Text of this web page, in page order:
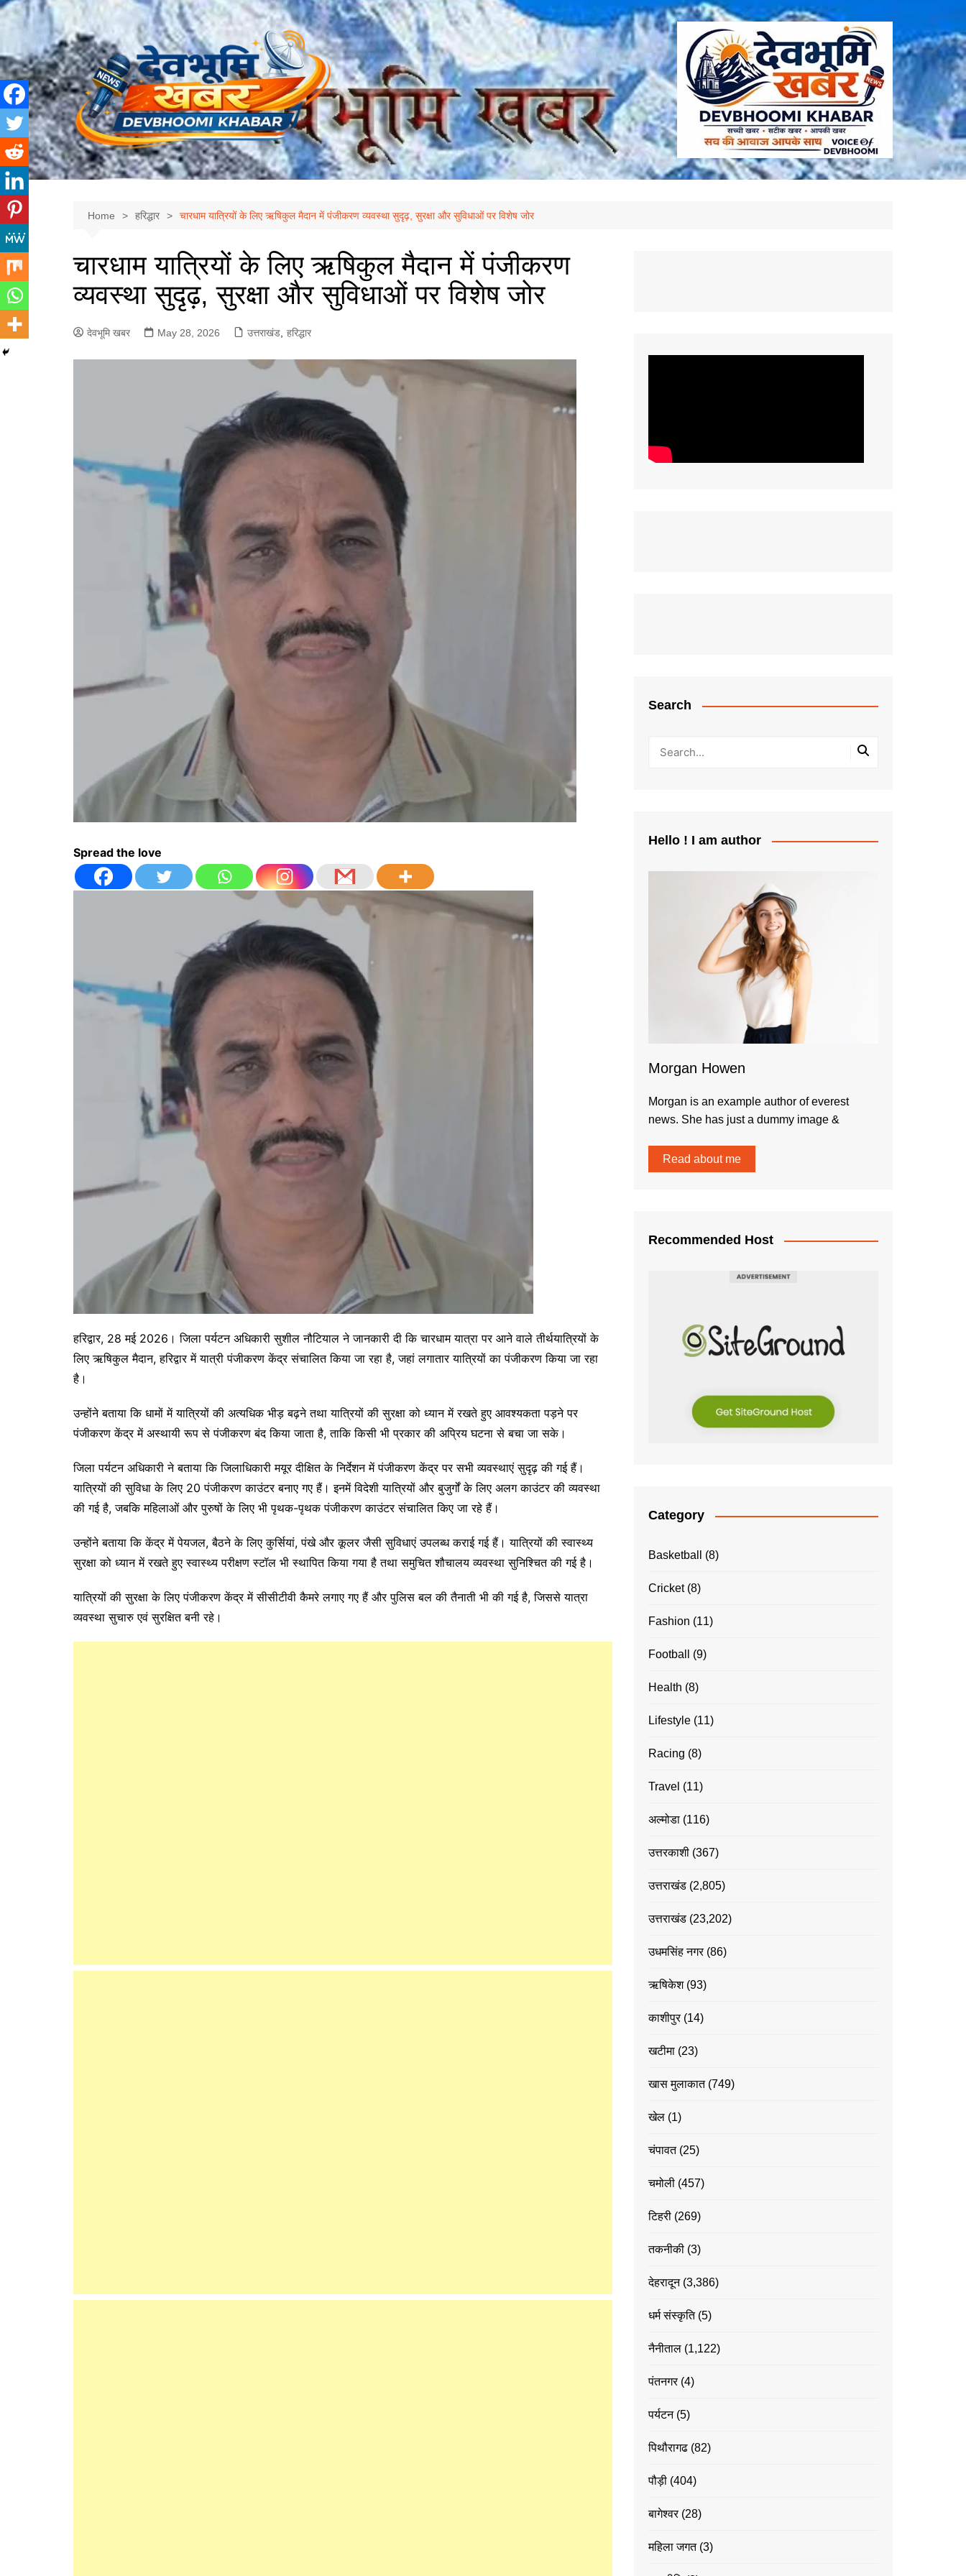
Skip
Home हरिद्धार चारधाम यात्रियों के लिए ऋषिकुल मैदान में पंजीकरण व्यवस्था सुदृढ़, सुरक्षा और सुविधाओं पर विशेष जोर
चारधाम यात्रियों के लिए ऋषिकुल मैदान में पंजीकरण
व्यवस्था सुदृढ़, सुरक्षा और सुविधाओं पर विशेष जोर
देवभूमि खबर May 28, 2026 उत्तराखंड हरिद्धार
Spread the love
हरिद्वार, 28 मई 2026। जिला पर्यटन अधिकारी सुशील नौटियाल ने जानकारी दी कि चारधाम यात्रा पर आने वाले तीर्थयात्रियों के
लिए ऋषिकुल मैदान, हरिद्वार में यात्री पंजीकरण केंद्र संचालित किया जा रहा है, जहां लगातार यात्रियों का पंजीकरण किया जा रहा
है।
उन्होंने बताया कि धामों में यात्रियों की अत्यधिक भीड़ बढ़ने तथा यात्रियों की सुरक्षा को ध्यान में रखते हुए आवश्यकता पड़ने पर
पंजीकरण केंद्र में अस्थायी रूप से पंजीकरण बंद किया जाता है, ताकि किसी भी प्रकार की अप्रिय घटना से बचा जा सके।
जिला पर्यटन अधिकारी ने बताया कि जिलाधिकारी मयूर दीक्षित के निर्देशन में पंजीकरण केंद्र पर सभी व्यवस्थाएं सुदृढ़ की गई हैं।
यात्रियों की सुविधा के लिए 20 पंजीकरण काउंटर बनाए गए हैं। इनमें विदेशी यात्रियों और बुजुर्गों के लिए अलग काउंटर की व्यवस्था
की गई है, जबकि महिलाओं और पुरुषों के लिए भी पृथक-पृथक पंजीकरण काउंटर संचालित किए जा रहे हैं।
उन्होंने बताया कि केंद्र में पेयजल, बैठने के लिए कुर्सियां, पंखे और कूलर जैसी सुविधाएं उपलब्ध कराई गई हैं। यात्रियों की स्वास्थ्य
सुरक्षा को ध्यान में रखते हुए स्वास्थ्य परीक्षण स्टॉल भी स्थापित किया गया है तथा समुचित शौचालय व्यवस्था सुनिश्चित की गई है।
यात्रियों की सुरक्षा के लिए पंजीकरण केंद्र में सीसीटीवी कैमरे लगाए गए हैं और पुलिस बल की तैनाती भी की गई है, जिससे यात्रा
व्यवस्था सुचारु एवं सुरक्षित बनी रहे।
Search
Hello ! I am author
Morgan Howen
Morgan is an example author of everest
news. She has just a dummy image &
Read about me
Recommended Host
Category
Basketball (8)
Cricket(8)
Fashion (11)
Football (9)
Health (8)
Lifestyle (11)
Racing (8)
Travel (11)
अल्मोडा (116)
उत्तरकाशी (367)
उत्तराखंड (2,805)
उत्तराखंड (23,202)
उधमसिंह नगर(86)
ऋषिकेश(93)
काशीपुर(14)
खटीमा (23)
खास मुलाकात(749)
खेल (1)
चंपावत(25)
चमोली (457)
टिहरी (269)
तकनीकी (3)
देहरादून(3,386)
धर्म संस्कृति(5)
नैनीताल (1,122)
पंतनगर(4)
पर्यटन(5)
पिथौरागढ (82)
पौड़ी (404)
बागेश्वर(28)
महिला जगत(3)